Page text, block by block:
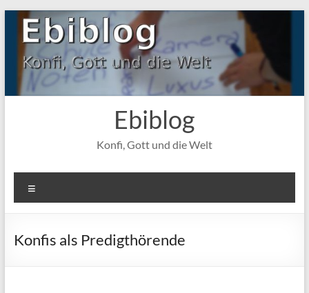
Zum
Inhalt
springen
Ebiblog
Konfi, Gott und die Welt
Konfis als Predigthörende